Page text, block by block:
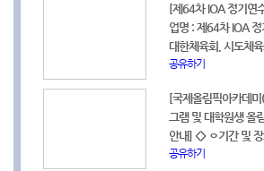
이 가능한 비자 소지
가능한자 * 영어 및
간 및 방법 * 접수기
7. 5(금) CET
청방법: 지원서 양식(
메일 제출 * 문의/접
리) 자세한 사항은 국
마스터) 2) 모집인원
2024.4.15.(월)
4) 서류제출:
5) 면접 및 구술고사:
나. 입학문의: 서울대
가 양성사업단(02-
은 국제스포츠정보센
판을 참고하시기 바
[제64차 IOA 정기연
업명 : 제64차 IOA
대한체육회, 시도체
체, 2019~2023년도
일(토) ~ 2024년 6월
테네 및 올림피아 ㅇ
공고일 ~ 2024년 3
마감 : 2024년 3월
공유하기
[국제올림픽아카데
그램 및 대학원생 올
안내] <> ㅇ기간 및
2026년 2월/ 그리스
공유하기